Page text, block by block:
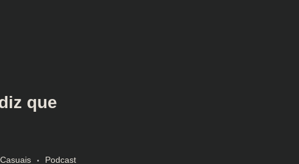
que
Podcast